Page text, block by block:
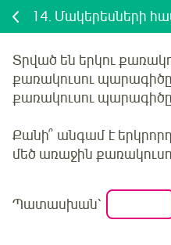
14. Մակերեսների
Տրված են երկու
քառակուսու պարագիծը
քառակուսու
Քանի՞ անգամէ
մեծ առաջին
Պատասխան՝